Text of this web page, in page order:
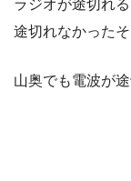
ラジオが途切れ
途切れなかったそ
山奥でも電波が